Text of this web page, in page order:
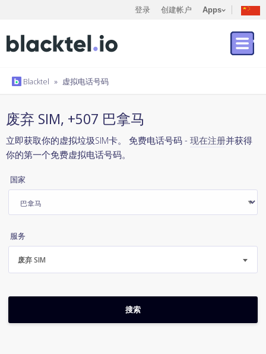
登录 创建帐户 Apps
Blacktel » 虚拟电话号码
废弃 SIM, +507 巴拿马
立即获取你的虚拟垃圾SIM卡。 免费电话号码 - 现在注册并获得
你的第一个免费虚拟电话号码。
国家
服务
废弃 SIM